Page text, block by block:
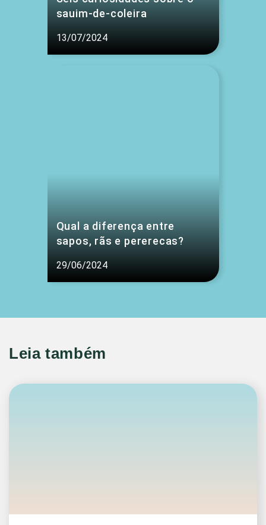
sauim-de-coleira
13/07/2024
Qual a diferença entre
sapos, rãs e pererecas?
29/06/2024
Leia também